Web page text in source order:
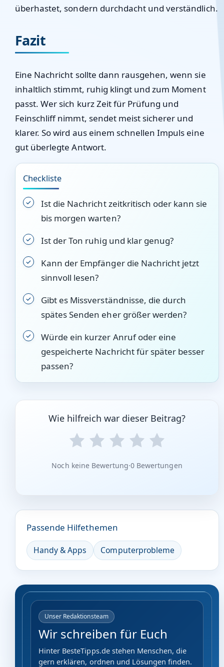
überhastet, sondern durchdacht und verständlich.
Fazit
Eine Nachricht sollte dann rausgehen, wenn sie
inhaltlich stimmt, ruhig klingt und zum Moment
passt. Wer sich kurz Zeit für Prüfung und
Feinschliff nimmt, sendet meist sicherer und
klarer. So wird aus einem schnellen Impuls eine
gut überlegte Antwort.
Checkliste
Ist die Nachricht zeitkritisch oder kann sie
bis morgen warten?
Ist der Ton ruhig und klar genug?
Kann der Empfänger die Nachricht jetzt
sinnvoll lesen?
Gibt es Missverständnisse, die durch
spätes Senden eher größer werden?
Würde ein kurzer Anruf oder eine
gespeicherte Nachricht für später besser
passen?
Wie hilfreich war dieser Beitrag?
Noch keine Bewertung·0 Bewertungen
Passende Hilfethemen
Handy & Apps Computerprobleme
Unser Redaktionsteam
Wir schreiben für Euch
Hinter BesteTipps.de stehen Menschen, die
gern erklären, ordnen und Lösungen finden.